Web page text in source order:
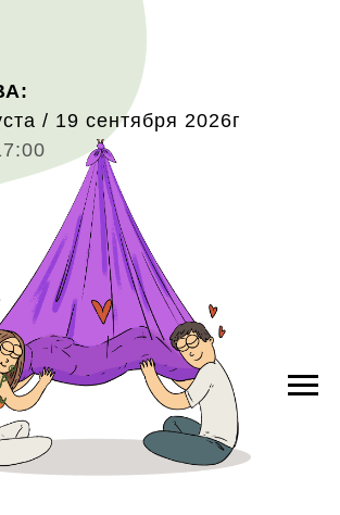
/ 19 сентября 2026г